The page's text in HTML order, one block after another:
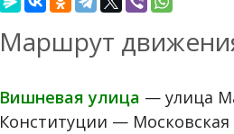
Маршрут
Вишневая улица — улица
Конституции —